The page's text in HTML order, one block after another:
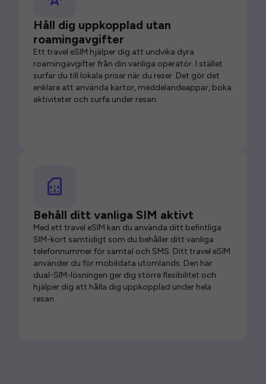
Håll dig uppkopplad utan
roamingavgifter
Ett travel eSIM hjälper dig att undvika dyra
roamingavgifter från din vanliga operatör. I stället
surfar du till lokala priser när du reser. Det gör det
enklare att använda kartor, meddelandeappar, boka
aktiviteter och surfa under resan.
Behåll ditt vanliga SIM aktivt
Med ett travel eSIM kan du använda ditt befintliga
SIM-kort samtidigt som du behåller ditt vanliga
telefonnummer för samtal och SMS. Ditt travel eSIM
använder du för mobildata utomlands. Den här
dual-SIM-lösningen ger dig större flexibilitet och
hjälper dig att hålla dig uppkopplad under hela
resan.